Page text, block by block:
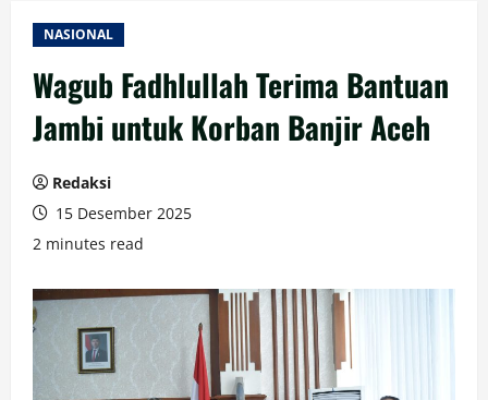
NASIONAL
Wagub Fadhlullah Terima Bantuan
Jambi untuk Korban Banjir Aceh
Redaksi
15 Desember 2025
2 minutes read